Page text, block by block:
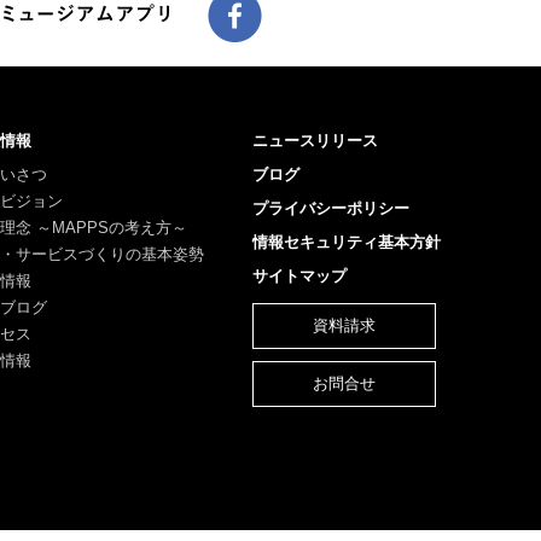
報
さつ
ジョン
念 ～MAPPSの考え方～
サービスづくりの基本姿勢
報
ログ
ス
報
ニュースリリース
ブログ
プライバシーポリシー
情報セキュリティ基本方針
サイトマップ
資料請求
お問合せ